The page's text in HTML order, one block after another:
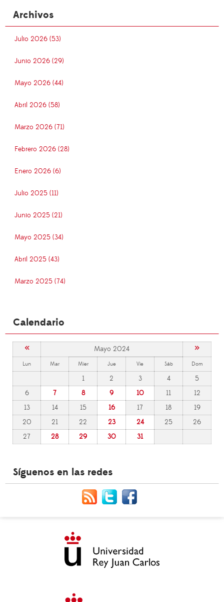
Archivos
Julio 2026 (53)
Junio 2026 (29)
Mayo 2026 (44)
Abril 2026 (58)
Marzo 2026 (71)
Febrero 2026 (28)
Enero 2026 (6)
Julio 2025 (11)
Junio 2025 (21)
Mayo 2025 (34)
Abril 2025 (43)
Marzo 2025 (74)
Calendario
« Mayo 2024 »
Lun Mar Mier Jue Vie Sáb Dom
1 2 3 4
5
6
7 8 9 10 11
12
13
14 15 16 17 18
19
20
21 22 23 24 25
26
27
28 29 30 31
Síguenos en las redes